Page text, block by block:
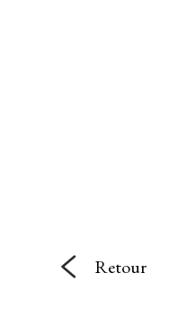
Retour